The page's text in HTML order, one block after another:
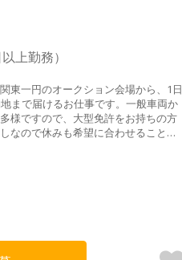
上勤務）
東一円のオークション会場から、1日
まで届けるお仕事です。一般車両か
様ですので、大型免許をお持ちの方
なので休みも希望に合わせることが
ます！作業内容は入社時に丁寧に説